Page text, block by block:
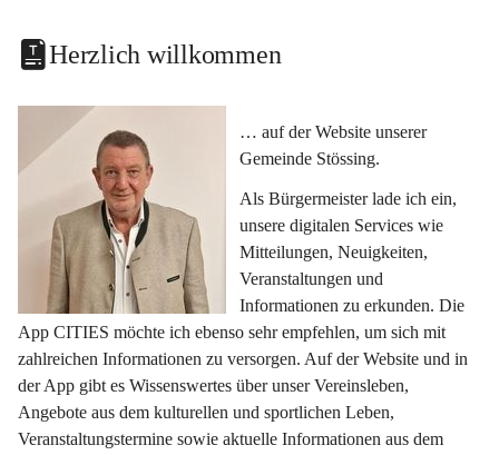
Herzlich willkommen
… auf der Website unserer
Gemeinde Stössing.
Als Bürgermeister lade ich ein,
unsere digitalen Services wie
Mitteilungen, Neuigkeiten,
Veranstaltungen und
Informationen zu erkunden. Die
App CITIES möchte ich ebenso sehr empfehlen, um sich mit
zahlreichen Informationen zu versorgen. Auf der Website und in
der App gibt es Wissenswertes über unser Vereinsleben,
Angebote aus dem kulturellen und sportlichen Leben,
Veranstaltungstermine sowie aktuelle Informationen aus dem